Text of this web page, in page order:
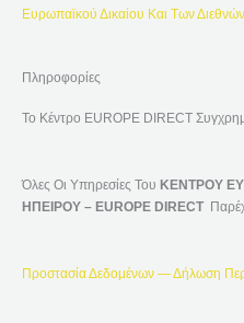
Ευρωπαϊκού Δικαίου Και Των
Πληροφορίες
Το Κέντρο EUROPE DIRECT
Όλες Οι Υπηρεσίες Του ΚΕΝΤΡΟΥ
ΗΠΕΙΡΟΥ – EUROPE DIRECT
Προστασία Δεδομένων — Δήλωση